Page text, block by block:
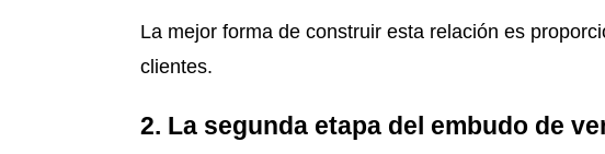
La mejor forma de construir esta relación es
clientes.
2. La segunda etapa del embudo de